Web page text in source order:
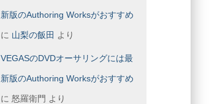
新版のAuthoring Worksがおすすめ
に 山梨の飯田 より
VEGASのDVDオーサリングには最
新版のAuthoring Worksがおすすめ
に 怒羅衛門 より